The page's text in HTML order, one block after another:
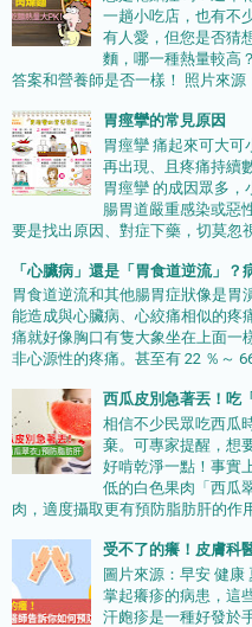
一趟小吃店，也有不
有人愛，但您是否猜
麵，哪一種熱量較高
答案和營養師是否一樣！ 照片來源
胃痙攣的常見原因
胃痙攣 痛起來可大
再出現、且疼痛持續
胃痙攣 的成因眾多，
腸胃道嚴重感染或惡
要是找出原因、對症下藥，切莫忽
「心臟病」還是「胃食道逆流」？
胃食道逆流和其他腸胃症狀像是胃
能造成與心臟病、心絞痛相似的疼
痛就好像胸口有隻大象坐在上面一
非心源性的疼痛。甚至有 22 ％～
西瓜皮別急著丟！吃
相信不少民眾吃西瓜
棄。可專家提醒，想
好啃乾淨一點！事實
低的白色果肉「西瓜
肉，適度攝取更有預防脂肪肝的作
受不了的癢！皮膚科
圖片來源：早安 健康
掌起癢疹的病患，這
汗皰疹是一種好發於